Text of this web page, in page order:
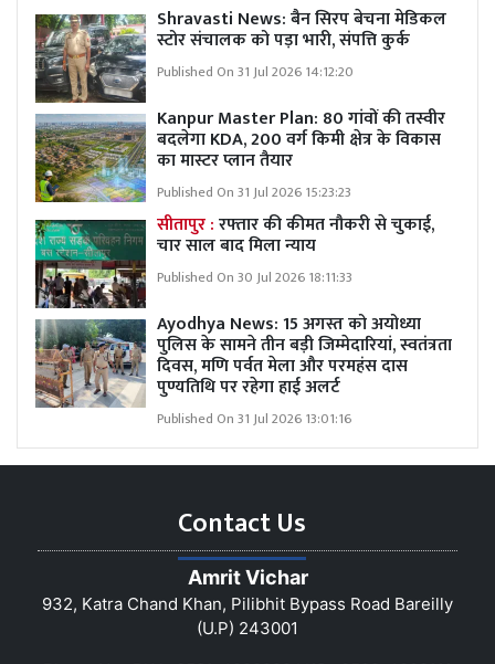
Shravasti News:बैन सिरप बेचना मेडिकल
स्टोर संचालक को पड़ा भारी, संपत्ति कुर्क
Published On 31 Jul 2026 14:12:20
Kanpur Master Plan: 80 गांवों की तस्वीर
बदलेगा KDA, 200 वर्ग किमी क्षेत्र के विकास
का मास्टर प्लान तैयार
Published On 31 Jul 2026 15:23:23
सीतापुर :रफ्तार की कीमत नौकरी से चुकाई,
चार साल बाद मिला न्याय
Published On 30 Jul 2026 18:11:33
Ayodhya News: 15 अगस्त को अयोध्या
पुलिस के सामने तीन बड़ी जिम्मेदारियां, स्वतंत्रता
दिवस, मणि पर्वत मेला और परमहंस दास
पुण्यतिथि पर रहेगा हाई अलर्ट
Published On 31 Jul 2026 13:01:16
Contact Us
Amrit Vichar
932, Katra Chand Khan, Pilibhit Bypass Road Bareilly
(U.P) 243001